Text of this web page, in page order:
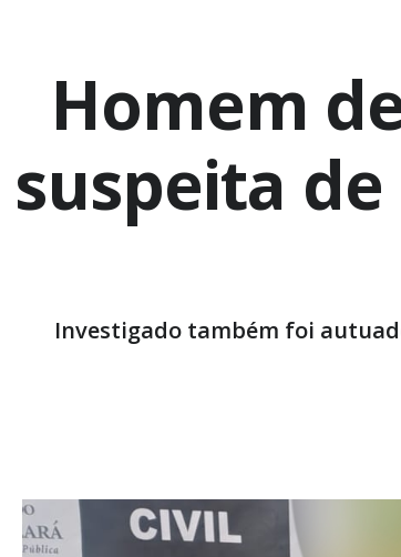
Homem
suspeita
Investigado também foi